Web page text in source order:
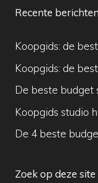
Recente berichten
Koopgids: de
Koopgids: de
De beste budget
Koopgids studio
De 4 beste
Zoek op deze site